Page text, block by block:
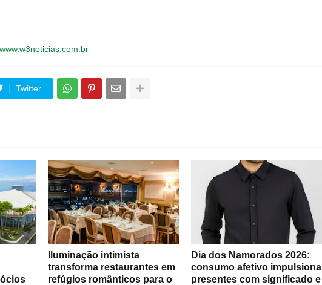
www.w3noticias.com.br
Twitter
Iluminação intimista
transforma restaurantes em
refúgios românticos para o
Dia dos Namorados 2026:
consumo afetivo impulsiona
presentes com significado e